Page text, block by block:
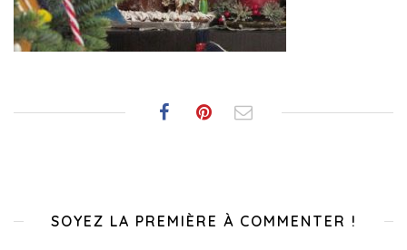
SOYEZ LA PREMIÈRE À COMMENTER !